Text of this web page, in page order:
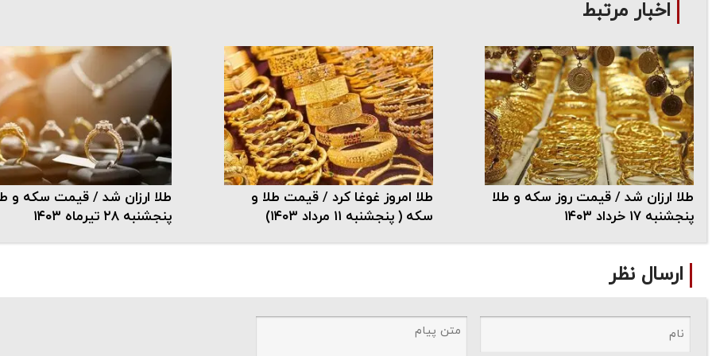
اخبار مرتبط
طلا ارزان شد / قیمت روز سکه و طلا
پنجشنبه ۱۷ خرداد ۱۴۰۳
طلا امروز غوغا کرد / قیمت طلا و
سکه ( پنجشنبه ۱۱ مرداد ۱۴۰۳)
طلا ارزان شد / قیمت سکه و
پنجشنبه ۲۸ تیرماه ۱۴۰۳
ارسال نظر